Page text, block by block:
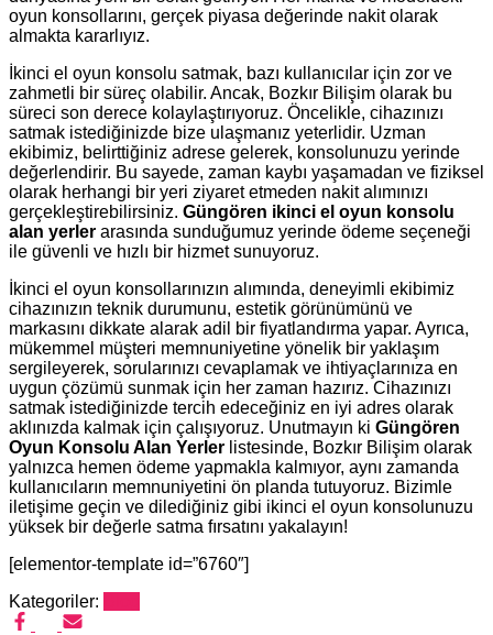
oyun konsollarını, gerçek piyasa değerinde nakit olarak
almakta kararlıyız.
İkinci el oyun konsolu satmak, bazı kullanıcılar için zor ve
zahmetli bir süreç olabilir. Ancak, Bozkır Bilişim olarak bu
süreci son derece kolaylaştırıyoruz. Öncelikle, cihazınızı
satmak istediğinizde bize ulaşmanız yeterlidir. Uzman
ekibimiz, belirttiğiniz adrese gelerek, konsolunuzu yerinde
değerlendirir. Bu sayede, zaman kaybı yaşamadan ve fiziksel
olarak herhangi bir yeri ziyaret etmeden nakit alımınızı
gerçekleştirebilirsiniz. Güngören ikinci el oyun konsolu
alan yerler arasında sunduğumuz yerinde ödeme seçeneği
ile güvenli ve hızlı bir hizmet sunuyoruz.
İkinci el oyun konsollarınızın alımında, deneyimli ekibimiz
cihazınızın teknik durumunu, estetik görünümünü ve
markasını dikkate alarak adil bir fiyatlandırma yapar. Ayrıca,
mükemmel müşteri memnuniyetine yönelik bir yaklaşım
sergileyerek, sorularınızı cevaplamak ve ihtiyaçlarınıza en
uygun çözümü sunmak için her zaman hazırız. Cihazınızı
satmak istediğinizde tercih edeceğiniz en iyi adres olarak
aklınızda kalmak için çalışıyoruz. Unutmayın ki Güngören
Oyun Konsolu Alan Yerler listesinde, Bozkır Bilişim olarak
yalnızca hemen ödeme yapmakla kalmıyor, aynı zamanda
kullanıcıların memnuniyetini ön planda tutuyoruz. Bizimle
iletişime geçin ve dilediğiniz gibi ikinci el oyun konsolunuzu
yüksek bir değerle satma fırsatını yakalayın!
[elementor-template id=”6760″]
Kategoriler: